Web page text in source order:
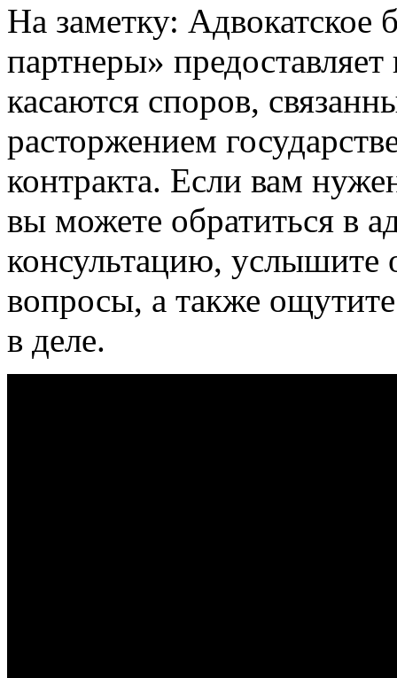
На заметку:
партнеры»
касаются споров,
расторжением
контракта. Если вам
вы можете обратиться в
консультацию, услышите
вопросы, а также
в деле.